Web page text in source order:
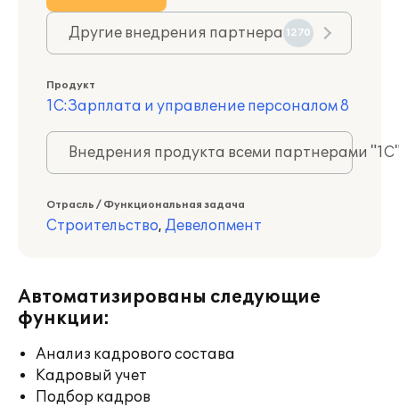
Другие внедрения партнера 1270
Продукт
1С:Зарплата и управление персоналом 8
Внедрения продукта всеми партнерами
Отрасль / Функциональная задача
Строительство, Девелопмент
Автоматизированы следующие
функции:
Анализ кадрового состава
Кадровый учет
Подбор кадров